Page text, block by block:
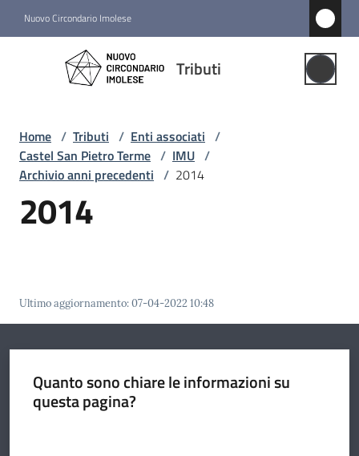
Nuovo Circondario Imolese
Tributi
Tributi
Gestione
Notizie
Comuni
associati
e
funzioni
Home / Tributi / Enti associati /
Castel San Pietro Terme / IMU /
Archivio anni precedenti / 2014
2014
Ultimo aggiornamento:07-04-2022 10:48
Quanto sono chiare le informazioni su
questa pagina?